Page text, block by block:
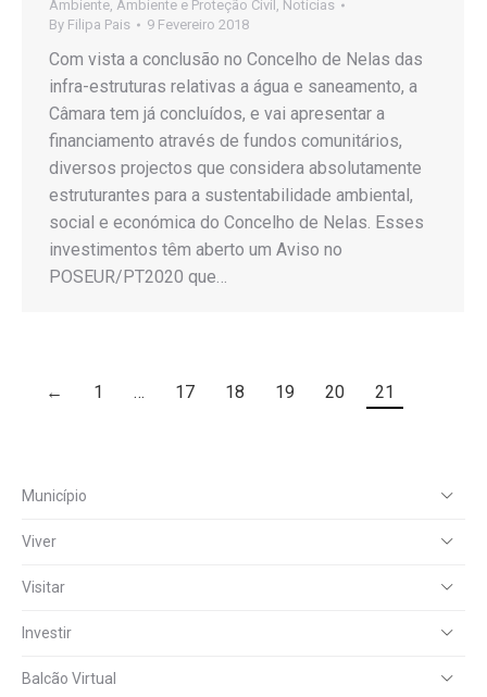
Ambiente, Ambiente e Proteção Civil , Notícias
By Filipa Pais 9 Fevereiro 2018
Com vista a conclusão no Concelho de Nelas das
infra-estruturas relativas a água e saneamento, a
Câmara tem já concluídos, e vai apresentar a
financiamento através de fundos comunitários,
diversos projectos que considera absolutamente
estruturantes para a sustentabilidade ambiental,
social e económica do Concelho de Nelas. Esses
investimentos têm aberto um Aviso no
POSEUR/PT2020 que…
← 1 … 17 18 19 20 21
Município
Viver
Visitar
Investir
Balcão Virtual